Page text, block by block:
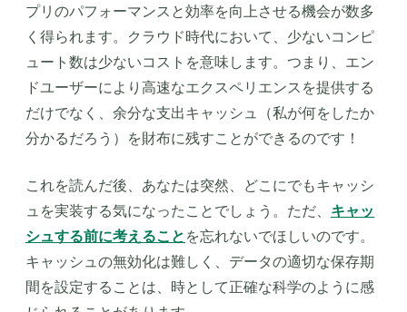
プリのパフォーマンスと効率を向上させる機会が数多
く得られます。クラウド時代において、少ないコンピ
ュート数は少ないコストを意味します。つまり、エン
ドユーザーにより高速なエクスペリエンスを提供する
だけでなく、余分な支出キャッシュ（私が何をしたか
分かるだろう）を財布に残すことができるのです！
これを読んだ後、あなたは突然、どこにでもキャッシ
ュを実装する気になったことでしょう。ただ、 キャッ
シュする前に考えること を忘れないでほしいのです。
キャッシュの無効化は難しく、データの適切な保存期
間を設定することは、時として正確な科学のように感